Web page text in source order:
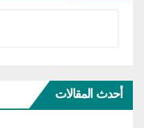
أحدث المقالات